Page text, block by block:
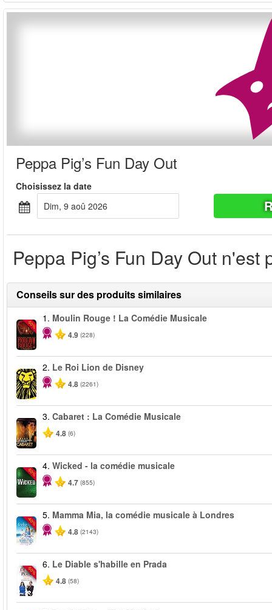
Peppa Pig’s Fun Day Out
Choisissez la date
dim, 9 aoû 2026
Peppa Pig’s Fun Day Out
Conseils sur des produits similaires
-50%
1. Moulin Rouge ! La Comédie Musicale
4.9 (228)
2. Le Roi Lion de Disney
4.8 (2261)
3. Cabaret : La Comédie Musicale
4.8 (6)
-50%
4. Wicked - la comédie musicale
4.7 (855)
-40%
5. Mamma Mia, la comédie musicale à Londres
4.8 (2143)
-50%
6. Le Diable s'habille en Prada
4.8 (58)